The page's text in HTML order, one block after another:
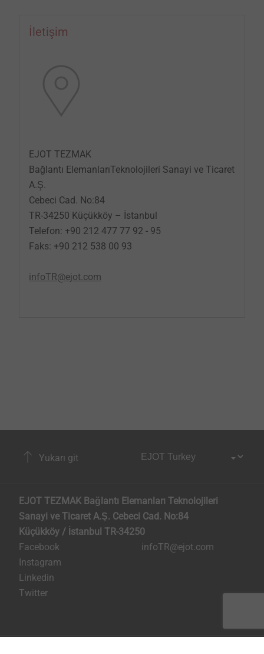
İletişim
EJOT TEZMAK
Bağlantı ElemanlarıTeknolojileri Sanayi ve Ticaret
A.Ş.
Cebeci Cad. No:84
TR-34250 Küçükköy – İstanbul
Telefon: +90 212 477 77 92 - 95
Faks: +90 212 538 00 93
​​​​​​​infoTR@ejot.com
Yukarı git
EJOT TEZMAK Bağlantı Elemanları Teknolojileri
Sanayi ve Ticaret A.Ş. Cebeci Cad. No:84
Küçükköy / İstanbul TR-34250
Facebook
Instagram
Linkedin
Twitter
infoTR@ejot.com